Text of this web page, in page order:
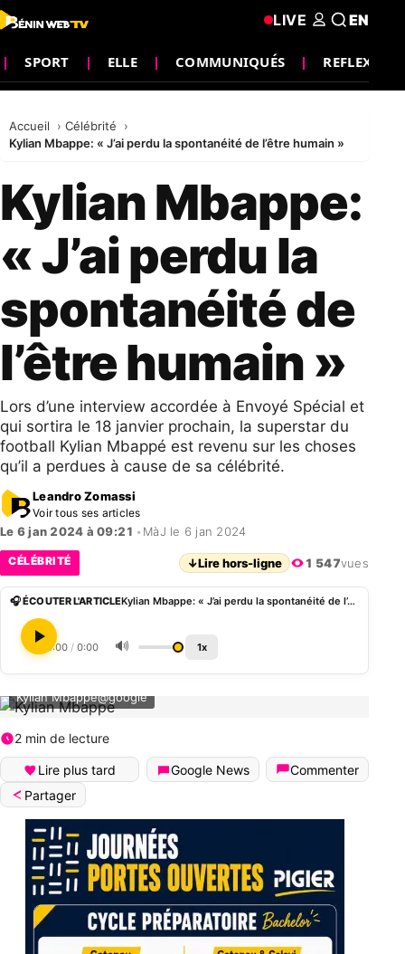
SPORT ELLE COMMUNIQUÉS REFLEXION
LIVE EN
Accueil
Célébrité
Kylian Mbappe: « J’ai perdu la spontanéité de l’être humain »
Kylian Mbappe:
« J’ai perdu la
spontanéité de
l’être humain »
Lors d’une interview accordée à Envoyé Spécial et
qui sortira le 18 janvier prochain, la superstar du
football Kylian Mbappé est revenu sur les choses
qu’il a perdues à cause de sa célébrité.
Leandro Zomassi
Voir tous ses articles
Le 6 jan 2024 à 09:21 • MàJ le 6 jan 2024
CÉLÉBRITÉ ↓Lire hors-ligne 1 547vues
🎧 ÉCOUTER L'ARTICLE Kylian Mbappe: « J’ai perdu la spontanéité de l’être humain »
0:00 / 0:00 🔊 1x
Kylian Mbappé@google
2 min de lecture
Lire plus tard Google News
Commenter
Partager